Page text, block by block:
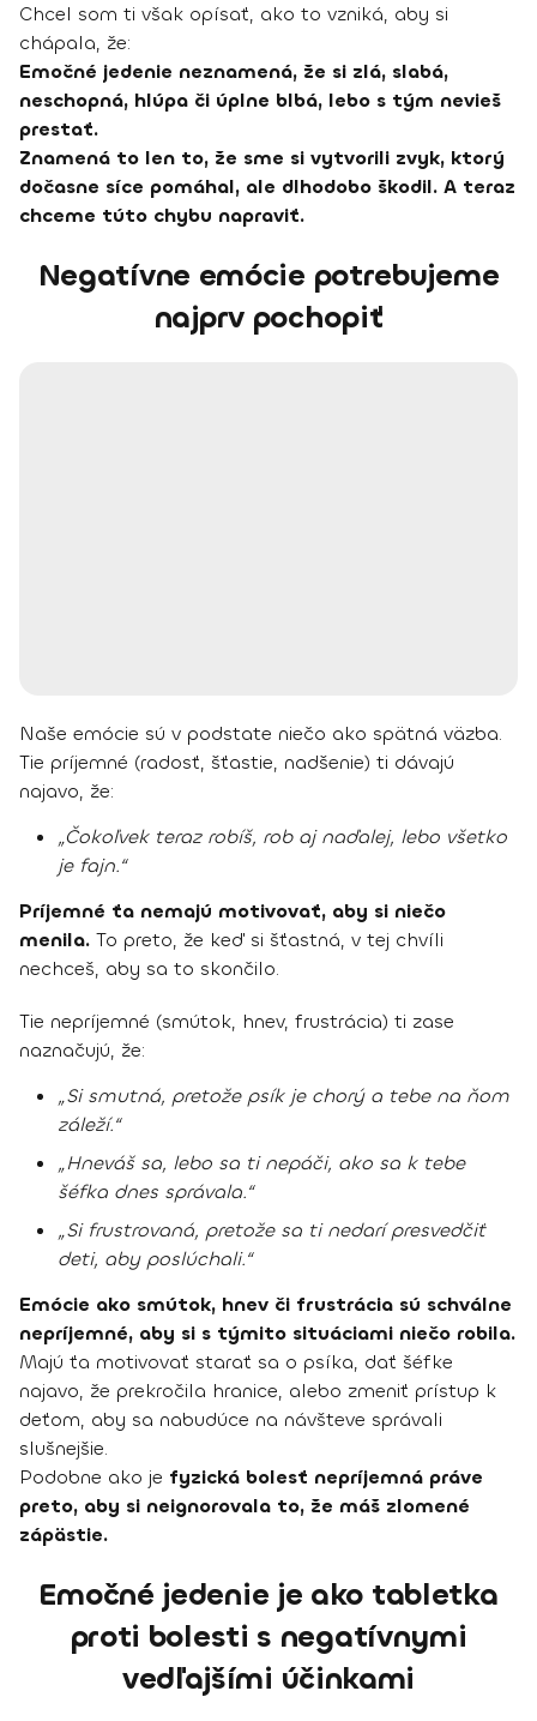
Chcel som ti však opísať, ako to vzniká, aby si
chápala, že:
Emočné jedenie neznamená, že si zlá, slabá,
neschopná, hlúpa či úplne blbá, lebo s tým nevieš
prestať.
Znamená to len to, že sme si vytvorili zvyk, ktorý
dočasne síce pomáhal, ale dlhodobo škodil. A teraz
chceme túto chybu napraviť.
Negatívne emócie potrebujeme
najprv pochopiť
Naše emócie sú v podstate niečo ako spätná väzba.
Tie príjemné (radosť, šťastie, nadšenie) ti dávajú
najavo, že:
„Čokoľvek teraz robíš, rob aj naďalej, lebo všetko
je fajn.“
Príjemné ťa nemajú motivovať, aby si niečo
menila. To preto, že keď si šťastná, v tej chvíli
nechceš, aby sa to skončilo.
Tie nepríjemné (smútok, hnev, frustrácia) ti zase
naznačujú, že:
„Si smutná, pretože psík je chorý a tebe na ňom
záleží.“
„Hneváš sa, lebo sa ti nepáči, ako sa k tebe
šéfka dnes správala.“
„Si frustrovaná, pretože sa ti nedarí presvedčiť
deti, aby poslúchali.“
Emócie ako smútok, hnev či frustrácia sú schválne
nepríjemné, aby si s týmito situáciami niečo robila.
Majú ťa motivovať starať sa o psíka, dať šéfke
najavo, že prekročila hranice, alebo zmeniť prístup k
deťom, aby sa nabudúce na návšteve správali
slušnejšie.
Podobne ako je fyzická bolesť nepríjemná práve
preto, aby si neignorovala to, že máš zlomené
zápästie.
Emočné jedenie je ako tabletka
proti bolesti s negatívnymi
vedľajšími účinkami